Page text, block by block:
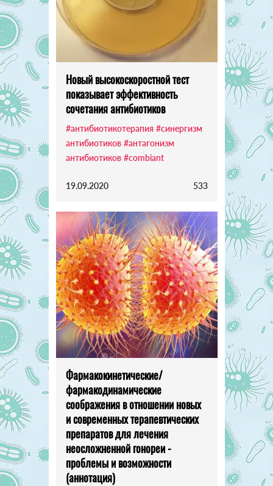
Новый высокоскоростной тест
показывает эффективность
сочетания антибиотиков
#антибиотикотерапия #синергизм
антибиотиков #антагонизм
антибиотиков #combiant
19.09.2020 533
Фармакокинетические/
фармакодинамические
соображения в отношении новых
и современных терапевтических
препаратов для лечения
неосложненной гонореи -
проблемы и возможности
(аннотация)